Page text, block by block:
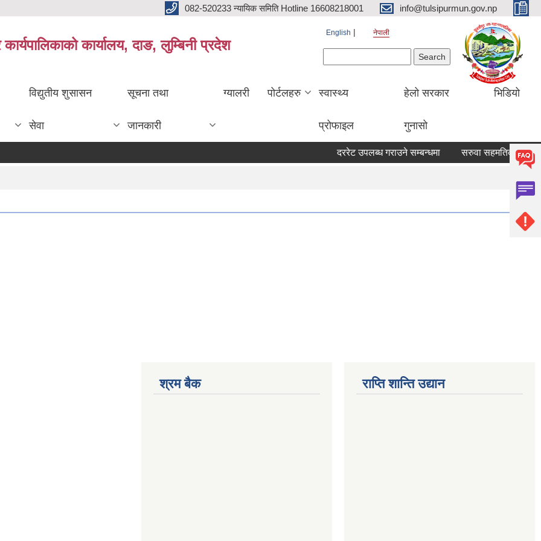
082-520233 न्यायिक समिति Hotline 16608218001 info@tulsipurmun.gov.np
कार्यालय, दाङ, लुम्बिनी प्रदेश
English नेपाली
विद्युतीय शुसासन
सेवा
सूचना तथा
जानकारी
ग्यालरी पोर्टलहरु स्वास्थ्य
प्रोफाइल
हेलो सरकार
गुनासो
भिडियो
दररेट उपलब्ध गराउने सम्बन्धमा सरुवा सहमतिका लागि
श्रम बैक राप्ति शान्ति उद्यान